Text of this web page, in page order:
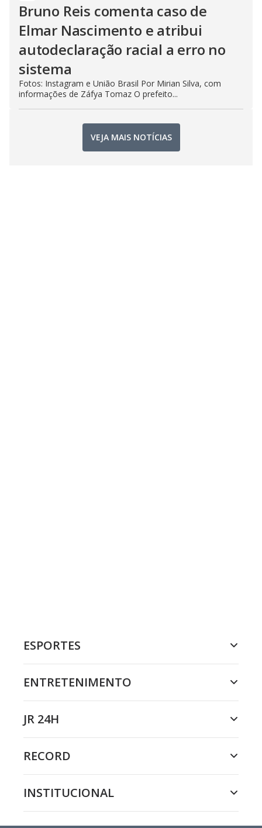
Bruno Reis comenta caso de
Elmar Nascimento e atribui
autodeclaração racial a erro no
sistema
Fotos: Instagram e União Brasil Por Mirian Silva, com
informações de Záfya Tomaz O prefeito...
VEJA MAIS NOTÍCIAS
ESPORTES
ENTRETENIMENTO
JR 24H
RECORD
INSTITUCIONAL